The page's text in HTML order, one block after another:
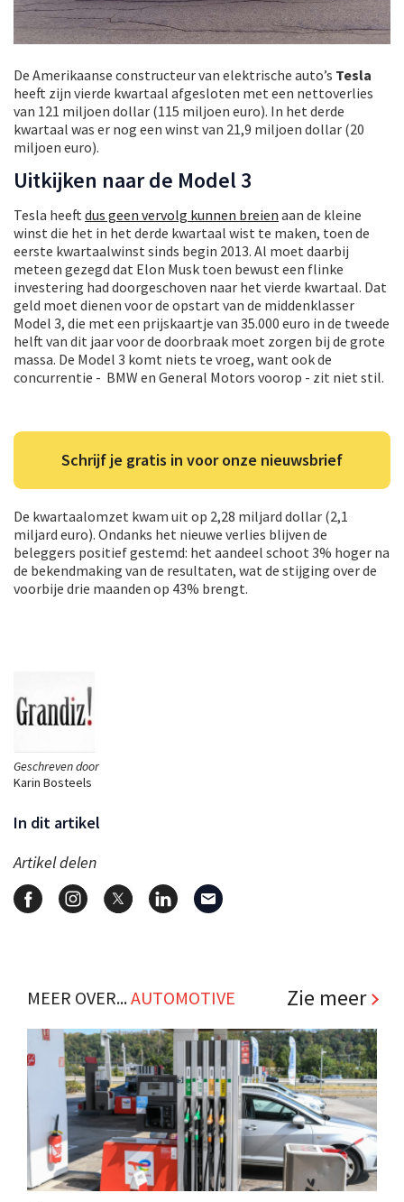
Geschreven door
Karin Bosteels
In dit artikel
Artikel delen
De Amerikaanse constructeur van elektrische auto’s Tesla
heeft zijn vierde kwartaal afgesloten met een nettoverlies
van 121 miljoen dollar (115 miljoen euro). In het derde
kwartaal was er nog een winst van 21,9 miljoen dollar (20
miljoen euro).
Uitkijken naar de Model 3
Tesla heeft dus geen vervolg kunnen breien aan de kleine
winst die het in het derde kwartaal wist te maken, toen de
eerste kwartaalwinst sinds begin 2013. Al moet daarbij
meteen gezegd dat Elon Musk toen bewust een flinke
investering had doorgeschoven naar het vierde kwartaal. Dat
geld moet dienen voor de opstart van de middenklasser
Model 3, die met een prijskaartje van 35.000 euro in de tweede
helft van dit jaar voor de doorbraak moet zorgen bij de grote
massa. De Model 3 komt niets te vroeg, want ook de
concurrentie ‑ BMW en General Motors voorop ‑ zit niet stil.
Schrijf je gratis in voor onze nieuwsbrief
De kwartaalomzet kwam uit op 2,28 miljard dollar (2,1
miljard euro). Ondanks het nieuwe verlies blijven de
beleggers positief gestemd: het aandeel schoot 3% hoger na
de bekendmaking van de resultaten, wat de stijging over de
voorbije drie maanden op 43% brengt.
MEER OVER...AUTOMOTIVE Zie meer